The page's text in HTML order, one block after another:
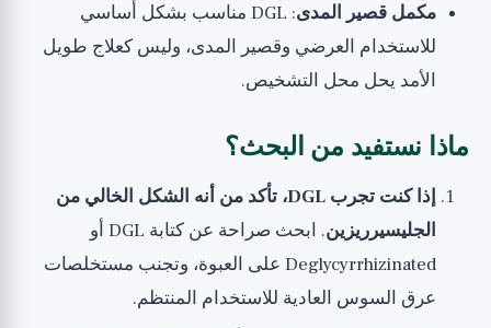
مكمل قصير المدى
: DGL مناسب بشكل أساسي
للاستخدام العرضي وقصير المدى، وليس كعلاج طويل
الأمد يحل محل التشخيص.
ماذا نستفيد من البحث؟
إذا كنت تجرب DGL، تأكد من أنه الشكل الخالي من
الجليسيرريزين
. ابحث صراحة عن كتابة DGL أو
Deglycyrrhizinated على العبوة، وتجنب مستخلصات
عرق السوس العادية للاستخدام المنتظم.